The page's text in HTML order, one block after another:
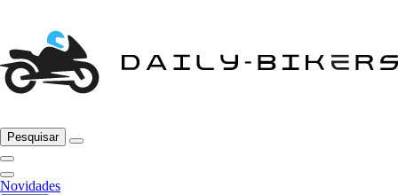
Pesquisar
Novidades